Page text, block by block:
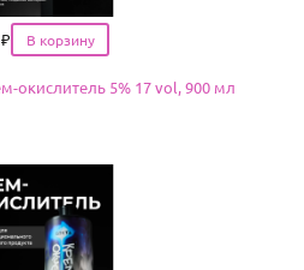
₽
окислитель 5% 17 vol, 900 мл